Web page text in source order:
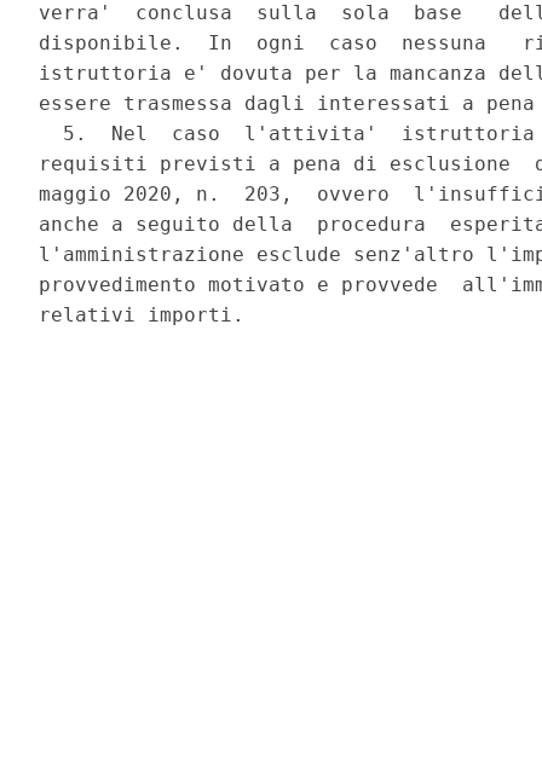
verra'  conclusa  sulla  sola  base
disponibile.  In  ogni  caso  nessuna
istruttoria e' dovuta per la mancanza della
essere trasmessa dagli interessati a
5.  Nel  caso  l'attivita'
requisiti previsti a pena di esclusione
maggio 2020, n.  203,  ovvero
anche a seguito della  procedura
l'amministrazione esclude senz'altro
provvedimento motivato e provvede